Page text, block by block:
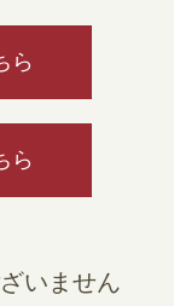
ら
ら
いません